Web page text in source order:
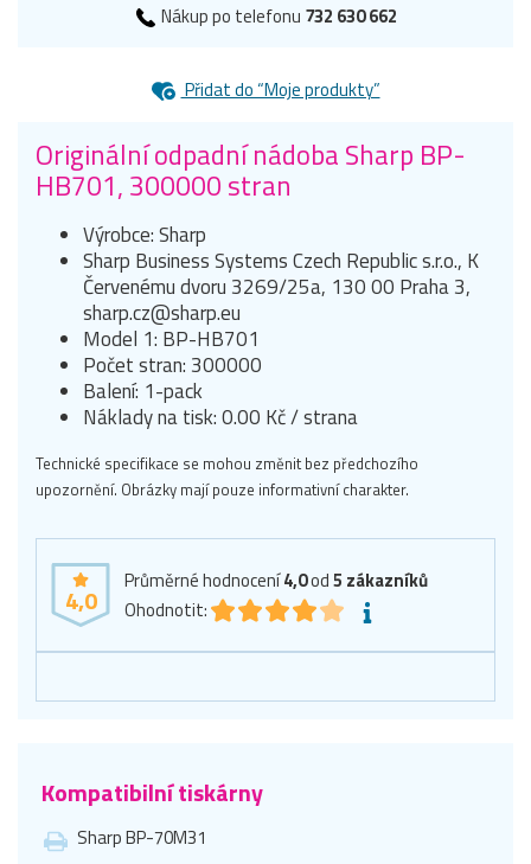
Nákup po telefonu 732 630 662
Přidat do “Moje produkty”
Originální odpadní nádoba Sharp BP-
HB701, 300000 stran
Výrobce: Sharp
Sharp Business Systems Czech Republic s.r.o., K
Červenému dvoru 3269/25a, 130 00 Praha 3,
sharp.cz@sharp.eu
Model 1: BP-HB701
Počet stran: 300000
Balení: 1-pack
Náklady na tisk: 0.00 Kč / strana
Technické specifikace se mohou změnit bez předchozího
upozornění. Obrázky mají pouze informativní charakter.
4,0
Průměrné hodnocení4,0od5 zákazníků
Ohodnotit:
Kompatibilní tiskárny
Sharp BP-70M31